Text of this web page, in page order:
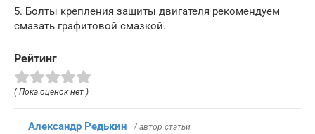
5. Болты крепления защиты двигателя рекомендуем
смазать графитовой смазкой.
Рейтинг
( Пока оценок нет )
Александр Редькин / автор статьи